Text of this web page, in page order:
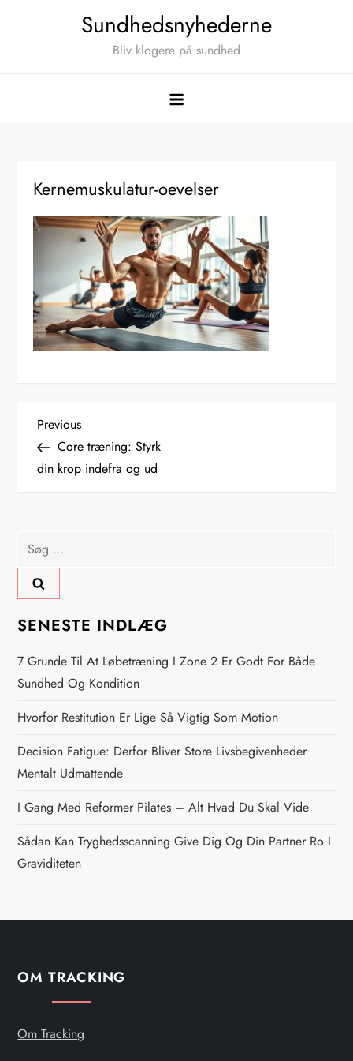
Sundhedsnyhederne
Bliv klogere på sundhed
Kernemuskulatur-oevelser
I
n
l
æ
g
s
n
a
v
i
g
a
t
o
n
Previous
Post
Previous
Core træning: Styrk
din krop indefra og ud
Søg
efter:
SENESTE INDLÆG
7 Grunde Til At Løbetræning I Zone 2 Er Godt For Både
Sundhed Og Kondition
Hvorfor Restitution Er Lige Så Vigtig Som Motion
Decision Fatigue: Derfor Bliver Store Livsbegivenheder
Mentalt Udmattende
I Gang Med Reformer Pilates – Alt Hvad Du Skal Vide
Sådan Kan Tryghedsscanning Give Dig Og Din Partner Ro I
Graviditeten
OM TRACKING
Om Tracking